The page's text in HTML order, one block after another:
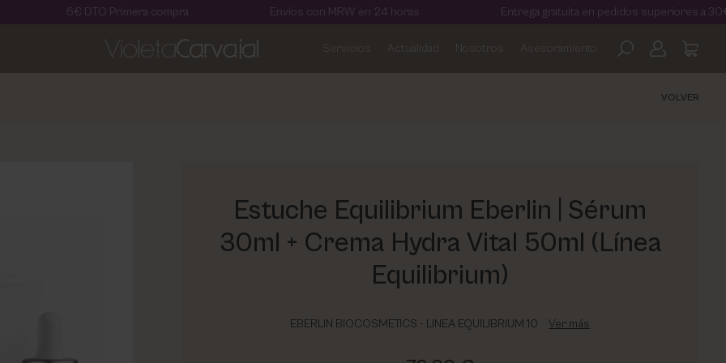
6€ DTO Primera compra Envíos con MRW en 24 horas Entrega gratuita en pedidos superiores a 30€
Servicios Actualidad Nosotros Asesoramiento
VOLVER
Estuche Equilibrium Eberlin | Sérum
30ml + Crema Hydra Vital 50ml (Línea
Equilibrium)
EBERLIN BIOCOSMETICS - LINEA EQUILIBRIUM 10 Ver más